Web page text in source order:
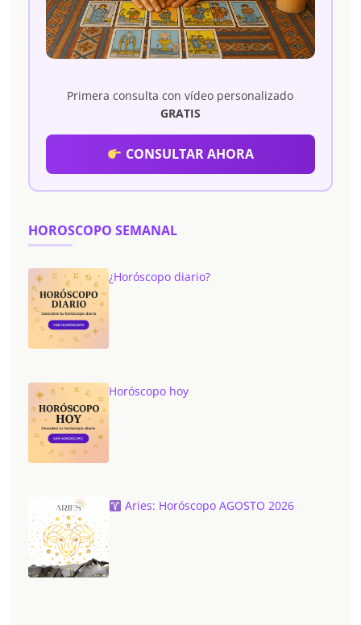
Primera consulta con vídeo personalizado
GRATIS
CONSULTAR AHORA
HOROSCOPO SEMANAL
¿Horóscopo diario?
Horóscopo hoy
Aries: Horóscopo AGOSTO 2026